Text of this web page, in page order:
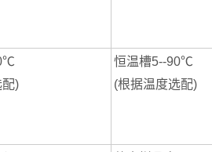
)
恒温槽5--90℃
(根据温度选配)